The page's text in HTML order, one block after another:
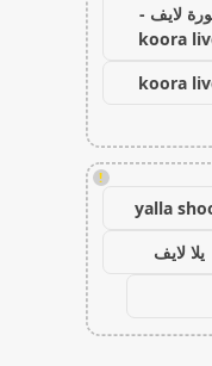
لايف -
koora
koora
!
yalla
يلا لايف